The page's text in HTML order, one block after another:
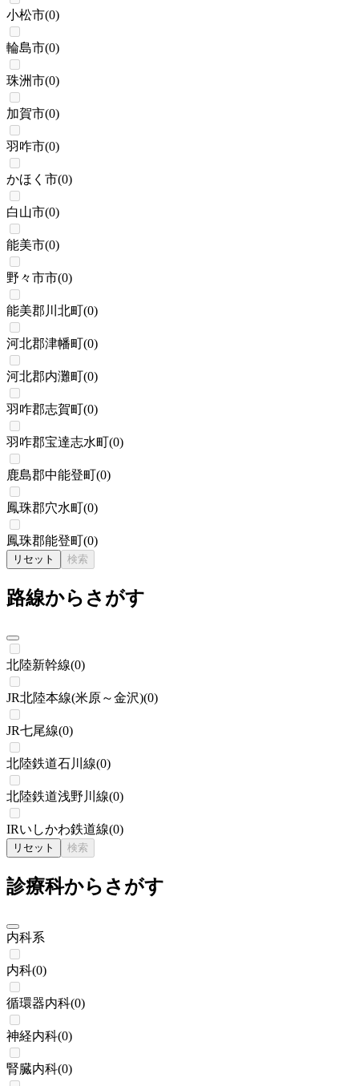
小松市(0)
輪島市(0)
珠洲市(0)
加賀市(0)
羽咋市(0)
かほく市(0)
白山市(0)
能美市(0)
野々市市(0)
能美郡川北町(0)
河北郡津幡町(0)
河北郡内灘町(0)
羽咋郡志賀町(0)
羽咋郡宝達志水町(0)
鹿島郡中能登町(0)
鳳珠郡穴水町(0)
鳳珠郡能登町(0)
リセット 検索
路線からさがす
北陸新幹線(0)
JR北陸本線(米原～金沢)(0)
JR七尾線(0)
北陸鉄道石川線(0)
北陸鉄道浅野川線(0)
IRいしかわ鉄道線(0)
リセット 検索
診療科からさがす
内科系
内科(0)
循環器内科(0)
神経内科(0)
腎臓内科(0)